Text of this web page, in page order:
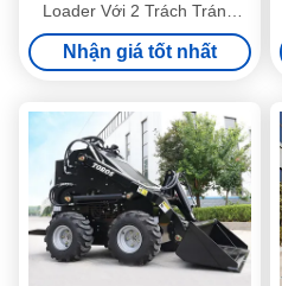
Loader Với 2 Trách Tránh
Tránh Load Hệ thống thủy
lực vòng kín
Nhận giá tốt nhất